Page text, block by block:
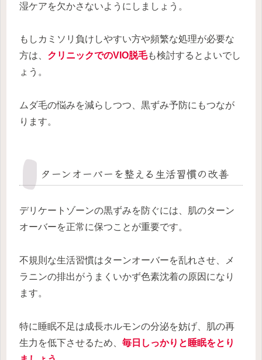
湿ケアを欠かさないようにしましょう。
もしカミソリ負けしやすい方や頻繁な処理が必要な
方は、 クリニックでのVIO脱毛も検討するとよいでし
ょう。
ムダ毛の悩みを減らしつつ、黒ずみ予防にもつなが
ります。
ターンオーバーを整える生活習慣の改善
デリケートゾーンの黒ずみを防ぐには、肌のターン
オーバーを正常に保つことが重要です。
不規則な生活習慣はターンオーバーを乱れさせ、メ
ラニンの排出がうまくいかず色素沈着の原因になり
ます。
特に睡眠不足は成長ホルモンの分泌を妨げ、肌の再
生力を低下させるため、 毎日しっかりと睡眠をとり